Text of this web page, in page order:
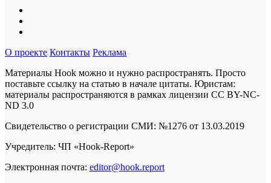
О проекте Контакты Реклама
Материалы Hook можно и нужно распространять. Просто
поставьте ссылку на статью в начале цитаты. Юристам:
материалы распространяются в рамках лицензии CC BY-NC-
ND 3.0
Свидетельство о регистрации СМИ: №1276 от 13.03.2019
Учредитель: ЧП «Hook-Report»
Электронная почта: editor@hook.report